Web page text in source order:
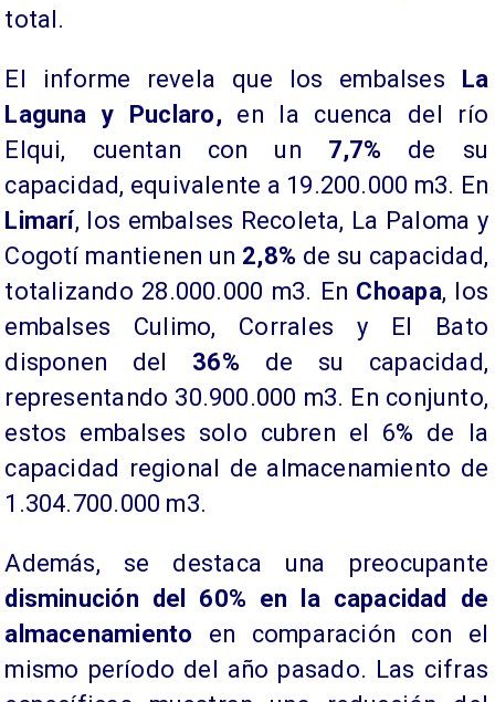
total.
​El informe revela que los embalses La
Laguna y Puclaro, en la cuenca del río
Elqui, cuentan con un 7,7% de su
capacidad, equivalente a 19.200.000 m3. En
Limarí, los embalses Recoleta, La Paloma y
Cogotí mantienen un 2,8% de su capacidad,
totalizando 28.000.000 m3. En Choapa, los
embalses Culimo, Corrales y El Bato
disponen del 36% de su capacidad,
representando 30.900.000 m3. En conjunto,
estos embalses solo cubren el 6% de la
capacidad regional de almacenamiento de
1.304.700.000 m3.
​Además, se destaca una preocupante
disminución del 60% en la capacidad de
almacenamiento en comparación con el
mismo período del año pasado. Las cifras